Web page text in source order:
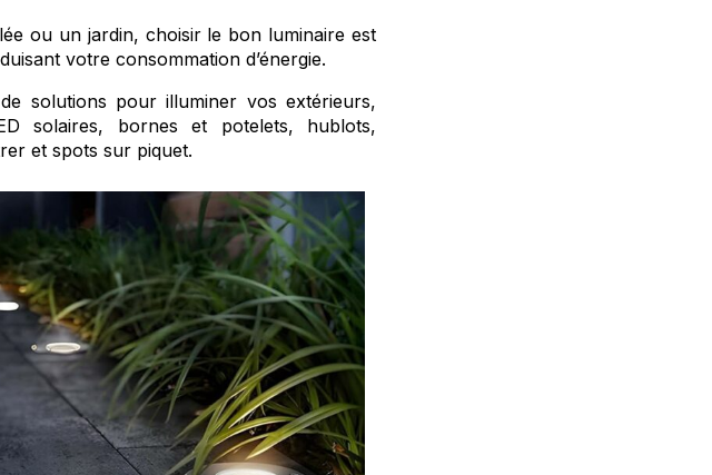
ou un jardin, choisir le bon luminaire est
votre consommation d’énergie.
solutions pour illuminer vos extérieurs,
solaires, bornes et potelets, hublots,
et spots sur piquet.